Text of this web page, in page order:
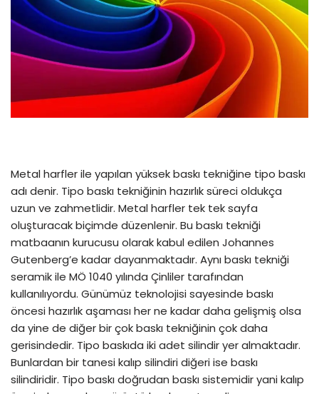
Metal harfler ile yapılan yüksek baskı tekniğine tipo baskı
adı denir. Tipo baskı tekniğinin hazırlık süreci oldukça
uzun ve zahmetlidir. Metal harfler tek tek sayfa
oluşturacak biçimde düzenlenir. Bu baskı tekniği
matbaanın kurucusu olarak kabul edilen Johannes
Gutenberg’e kadar dayanmaktadır. Aynı baskı tekniği
seramik ile MÖ 1040 yılında Çinliler tarafından
kullanılıyordu. Günümüz teknolojisi sayesinde baskı
öncesi hazırlık aşaması her ne kadar daha gelişmiş olsa
da yine de diğer bir çok baskı tekniğinin çok daha
gerisindedir. Tipo baskıda iki adet silindir yer almaktadır.
Bunlardan bir tanesi kalıp silindiri diğeri ise baskı
silindiridir. Tipo baskı doğrudan baskı sistemidir yani kalıp